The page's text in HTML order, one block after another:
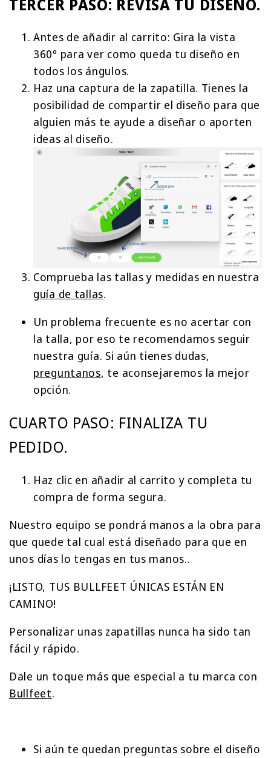
Antes de añadir al carrito: Gira la vista
360º para ver como queda tu diseño en
todos los ángulos.
Haz una captura de la zapatilla. Tienes la
posibilidad de compartir el diseño para que
alguien más te ayude a diseñar o aporten
ideas al diseño.
Comprueba las tallas y medidas en nuestra
guía de tallas.
Un problema frecuente es no acertar con
la talla, por eso te recomendamos seguir
nuestra guía. Si aún tienes dudas,
preguntanos, te aconsejaremos la mejor
opción.
CUARTO PASO: FINALIZA TU
PEDIDO.
Haz clic en añadir al carrito y completa tu
compra de forma segura.
Nuestro equipo se pondrá manos a la obra para
que quede tal cual está diseñado para que en
unos días lo tengas en tus manos..
¡LISTO, TUS BULLFEET ÚNICAS ESTÁN EN
CAMINO!
Personalizar unas zapatillas nunca ha sido tan
fácil y rápido.
Dale un toque más que especial a tu marca con
Bullfeet.
Si aún te quedan preguntas sobre el diseño